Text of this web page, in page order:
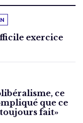
exercice
ce
que ce
fait»